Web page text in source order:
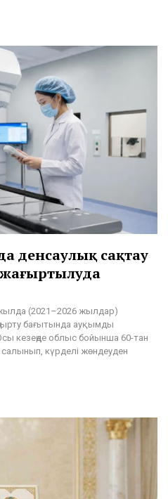
денсаулық сақтау
(2021–2026 жылдар)
бағытында ауқымды
кезеңде облыс бойынша 60-тан
күрделі жөндеуден